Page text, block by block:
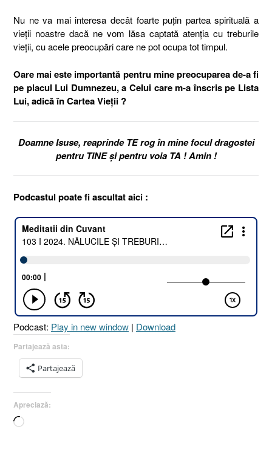
Nu ne va mai interesa decât foarte puțin partea spirituală a
vieții noastre dacă ne vom lăsa captată atenția cu treburile
vieții, cu acele preocupări care ne pot ocupa tot timpul.
Oare mai este importantă pentru mine preocuparea de-a fi
pe placul Lui Dumnezeu, a Celui care m-a înscris pe Lista
Lui, adică în Cartea Vieții ?
Doamne Isuse, reaprinde TE rog în mine focul dragostei
pentru TINE și pentru voia TA ! Amin !
Podcastul poate fi ascultat aici :
Podcast: Play in new window | Download
Partajează asta:
Partajează
Apreciază:
Încarc...